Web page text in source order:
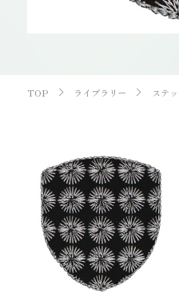
製品刺繍
TOP ライブラリー ステ